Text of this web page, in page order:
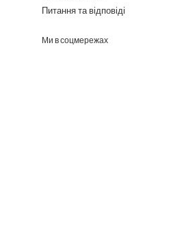
Питання та відповіді
Ми в соцмережах